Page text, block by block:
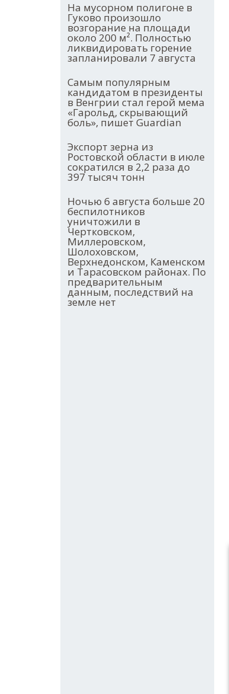
На мусорном полигоне в
Гуково произошло
возгорание на площади
около 200 м². Полностью
ликвидировать горение
запланировали 7 августа
Самым популярным
кандидатом в президенты
в Венгрии стал герой мема
«Гарольд, скрывающий
боль», пишет Guardian
Экспорт зерна из
Ростовской области в июле
сократился в 2,2 раза до
397 тысяч тонн
Ночью 6 августа больше 20
беспилотников
уничтожили в
Чертковском,
Миллеровском,
Шолоховском,
Верхнедонском, Каменском
и Тарасовском районах. По
предварительным
данным, последствий на
земле нет